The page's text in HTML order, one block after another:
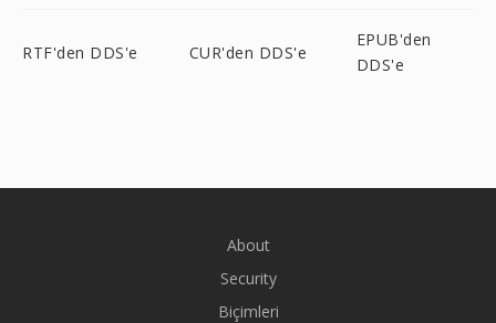
RTF'den DDS'e CUR'den DDS'e
EPUB'den
DDS'e
About
Security
Biçimleri